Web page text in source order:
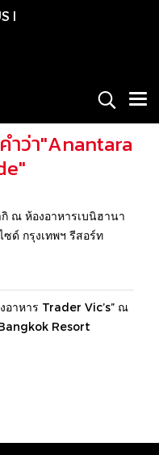
l
ำว่า"Anantara
ณ ห้องอาหารเบนิฮานา
ซด์ กรุงเทพฯ รีสอร์ท
อาหาร Trader Vic’s” ณ
Resort